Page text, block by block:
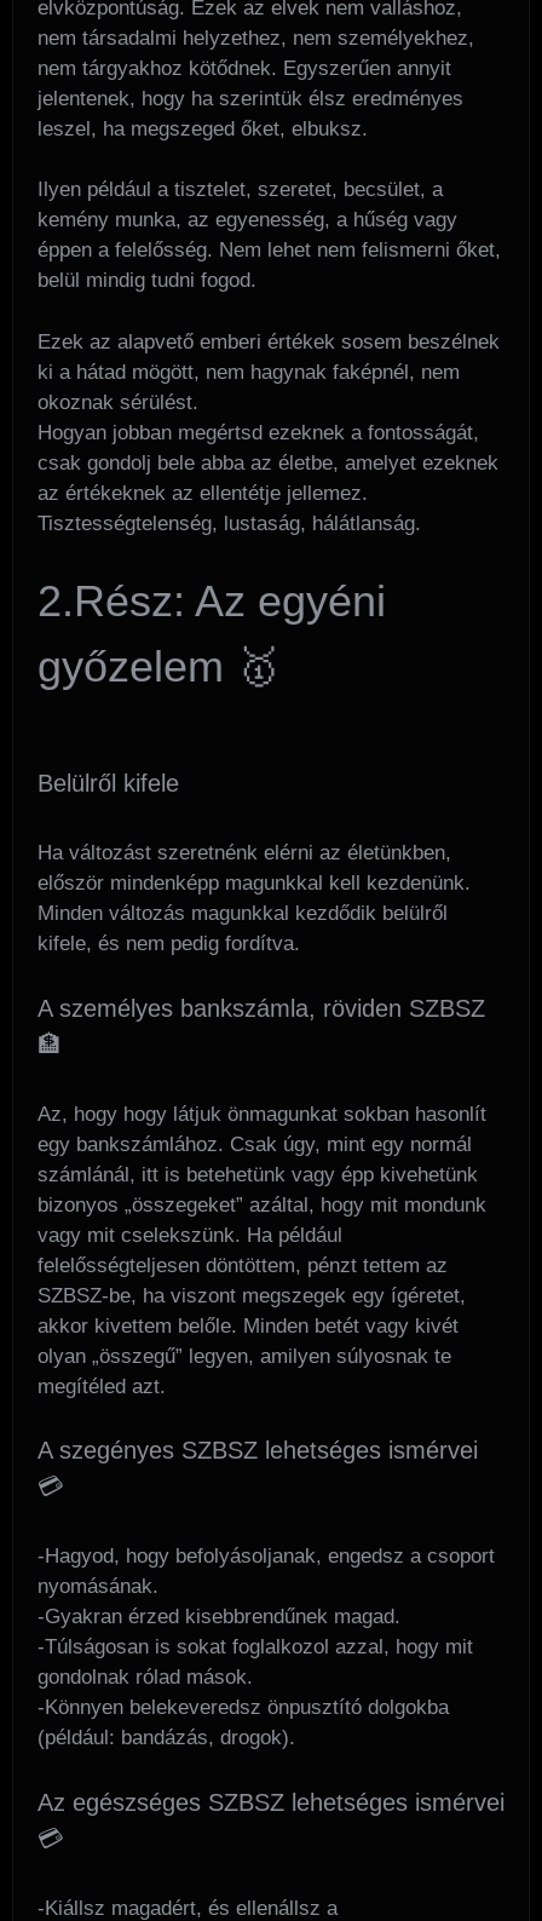
elvközpontúság. Ezek az elvek nem valláshoz,
nem társadalmi helyzethez, nem személyekhez,
nem tárgyakhoz kötődnek. Egyszerűen annyit
jelentenek, hogy ha szerintük élsz eredményes
leszel, ha megszeged őket, elbuksz.
Ilyen például a tisztelet, szeretet, becsület, a
kemény munka, az egyenesség, a hűség vagy
éppen a felelősség. Nem lehet nem felismerni őket,
belül mindig tudni fogod.
Ezek az alapvető emberi értékek sosem beszélnek
ki a hátad mögött, nem hagynak faképnél, nem
okoznak sérülést.
Hogyan jobban megértsd ezeknek a fontosságát,
csak gondolj bele abba az életbe, amelyet ezeknek
az értékeknek az ellentétje jellemez.
Tisztességtelenség, lustaság, hálátlanság.
2.Rész: Az egyéni
győzelem 🥇
Belülről kifele
Ha változást szeretnénk elérni az életünkben,
először mindenképp magunkkal kell kezdenünk.
Minden változás magunkkal kezdődik belülről
kifele, és nem pedig fordítva.
A személyes bankszámla, röviden SZBSZ
🏦
Az, hogy hogy látjuk önmagunkat sokban hasonlít
egy bankszámlához. Csak úgy, mint egy normál
számlánál, itt is betehetünk vagy épp kivehetünk
bizonyos „összegeket” azáltal, hogy mit mondunk
vagy mit cselekszünk. Ha például
felelősségteljesen döntöttem, pénzt tettem az
SZBSZ-be, ha viszont megszegek egy ígéretet,
akkor kivettem belőle. Minden betét vagy kivét
olyan „összegű” legyen, amilyen súlyosnak te
megítéled azt.
A szegényes SZBSZ lehetséges ismérvei
💳
-Hagyod, hogy befolyásoljanak, engedsz a csoport
nyomásának.
-Gyakran érzed kisebbrendűnek magad.
-Túlságosan is sokat foglalkozol azzal, hogy mit
gondolnak rólad mások.
-Könnyen belekeveredsz önpusztító dolgokba
(például: bandázás, drogok).
Az egészséges SZBSZ lehetséges ismérvei
💳
-Kiállsz magadért, és ellenállsz a